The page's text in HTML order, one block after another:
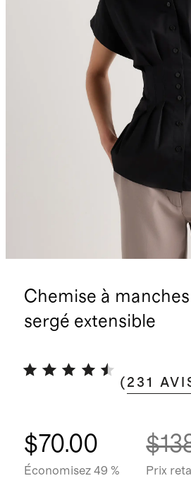
Chemise à
sergé extensible
( 231
$70.00
Économisez 49 % Prix